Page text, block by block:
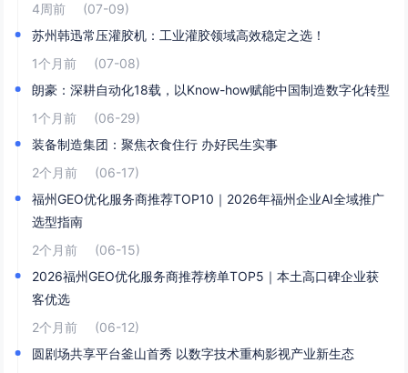
4周前
(07-09)
苏州韩迅常压灌胶机：工业灌胶领域高效稳定之选！
1个月前
(07-08)
朗豪：深耕自动化18载，以Know-how赋能中国制造数字化转型
1个月前
(06-29)
装备制造集团：聚焦衣食住行 办好民生实事
2个月前
(06-17)
福州GEO优化服务商推荐TOP10｜2026年福州企业AI全域推广
选型指南
2个月前
(06-15)
2026福州GEO优化服务商推荐榜单TOP5｜本土高口碑企业获
客优选
2个月前
(06-12)
圆剧场共享平台釜山首秀 以数字技术重构影视产业新生态